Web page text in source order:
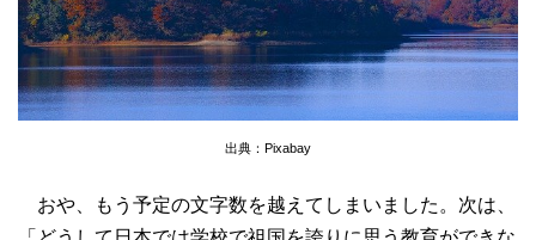
出典：Pixabay
おや、もう予定の文字数を越えてしまいました。次は、